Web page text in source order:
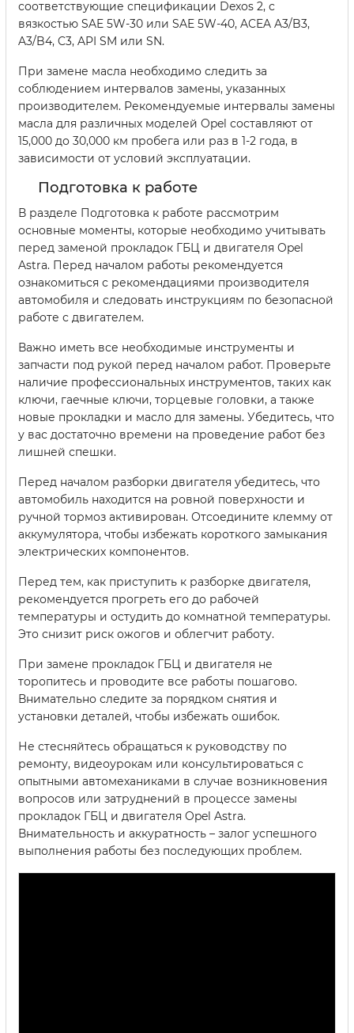
соответствующие спецификации Dexos 2, с
вязкостью SAE 5W-30 или SAE 5W-40, ACEA A3/B3,
A3/B4, C3, API SM или SN.
При замене масла необходимо следить за
соблюдением интервалов замены, указанных
производителем. Рекомендуемые интервалы замены
масла для различных моделей Opel составляют от
15,000 до 30,000 км пробега или раз в 1-2 года, в
зависимости от условий эксплуатации.
Подготовка к работе
В разделе Подготовка к работе рассмотрим
основные моменты, которые необходимо учитывать
перед заменой прокладок ГБЦ и двигателя Opel
Astra. Перед началом работы рекомендуется
ознакомиться с рекомендациями производителя
автомобиля и следовать инструкциям по безопасной
работе с двигателем.
Важно иметь все необходимые инструменты и
запчасти под рукой перед началом работ. Проверьте
наличие профессиональных инструментов, таких как
ключи, гаечные ключи, торцевые головки, а также
новые прокладки и масло для замены. Убедитесь, что
у вас достаточно времени на проведение работ без
лишней спешки.
Перед началом разборки двигателя убедитесь, что
автомобиль находится на ровной поверхности и
ручной тормоз активирован. Отсоедините клемму от
аккумулятора, чтобы избежать короткого замыкания
электрических компонентов.
Перед тем, как приступить к разборке двигателя,
рекомендуется прогреть его до рабочей
температуры и остудить до комнатной температуры.
Это снизит риск ожогов и облегчит работу.
При замене прокладок ГБЦ и двигателя не
торопитесь и проводите все работы пошагово.
Внимательно следите за порядком снятия и
установки деталей, чтобы избежать ошибок.
Не стесняйтесь обращаться к руководству по
ремонту, видеоурокам или консультироваться с
опытными автомеханиками в случае возникновения
вопросов или затруднений в процессе замены
прокладок ГБЦ и двигателя Opel Astra.
Внимательность и аккуратность – залог успешного
выполнения работы без последующих проблем.